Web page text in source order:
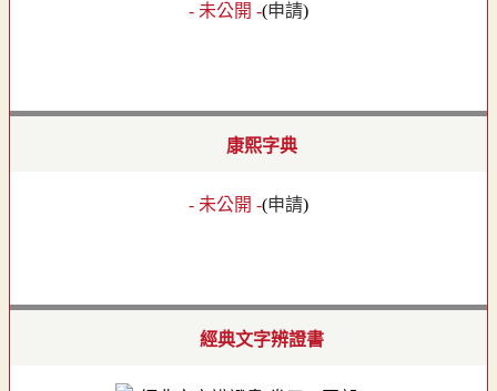
- 未公開 -(申請)
康熙字典
- 未公開 -(申請)
經典文字辨證書